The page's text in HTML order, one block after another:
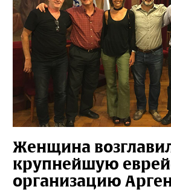
Женщина
крупнейшую
организацию